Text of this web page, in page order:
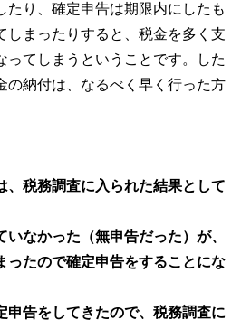
たり、確定申告は期限内にしたも
しまったりすると、税金を多く支
ってしまうということです。した
の納付は、なるべく早く行った方
、税務調査に入られた結果として
いなかった（無申告だった）が、
ったので確定申告をすることにな
申告をしてきたので、税務調査に